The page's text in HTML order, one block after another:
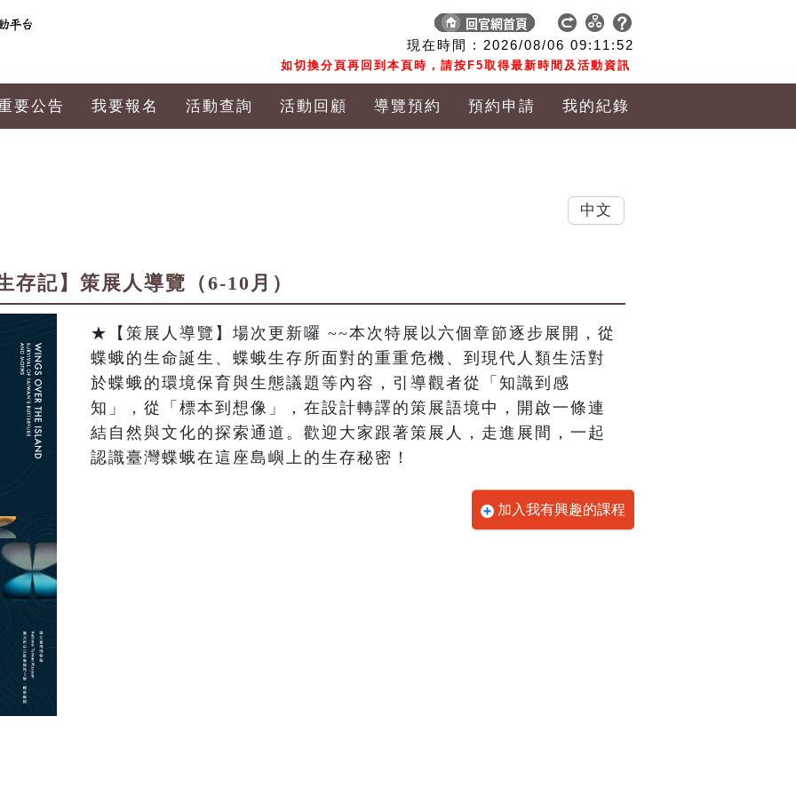
現在時間 : 2026/08/06 09:11:53
如切換分頁再回到本頁時，請按F5取得最新時間及活動資訊
要公告 我要報名 活動查詢 活動回顧 導覽預約 預約申請 我的紀錄
存記】策展人導覽（6-10月）
★【策展人導覽】場次更新囉 ~~本次特展以六個章節逐步展開，從
蝶蛾的生命誕生、蝶蛾生存所面對的重重危機、到現代人類生活對
於蝶蛾的環境保育與生態議題等內容，引導觀者從「知識到感
知」，從「標本到想像」，在設計轉譯的策展語境中，開啟一條連
結自然與文化的探索通道。歡迎大家跟著策展人，走進展間，一起
認識臺灣蝶蛾在這座島嶼上的生存秘密！
加入我有興趣的課程